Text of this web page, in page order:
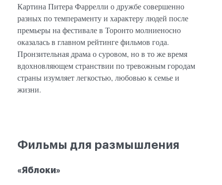
Картина Питера Фаррелли о дружбе совершенно
разных по темпераменту и характеру людей после
премьеры на фестивале в Торонто молниеносно
оказалась в главном рейтинге фильмов года.
Пронзительная драма о суровом, но в то же время
вдохновляющем странствии по тревожным городам
страны изумляет легкостью, любовью к семье и
жизни.
Фильмы для размышления
«Яблоки»